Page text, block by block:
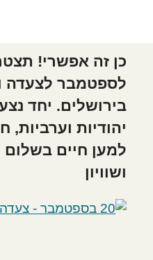
לספטמבר לצעדה
בירושלים. יחד
יהודיות וערביות,
למען חיים בשלום
ושוויון